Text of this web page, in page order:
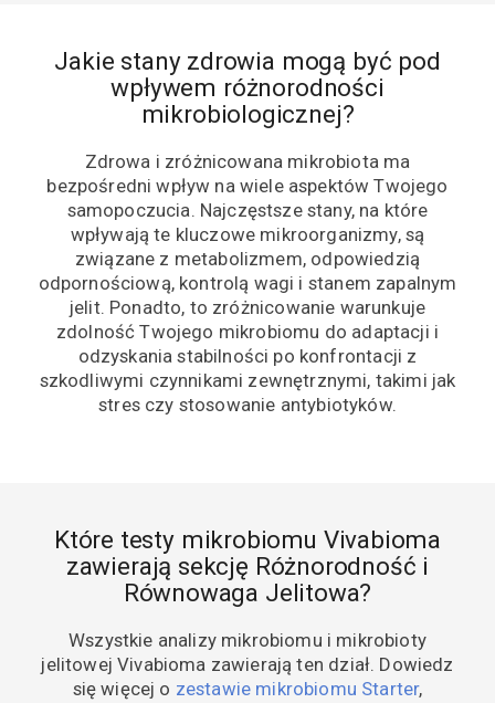
Jakie stany zdrowia mogą być pod
wpływem różnorodności
mikrobiologicznej?
Zdrowa i zróżnicowana mikrobiota ma
bezpośredni wpływ na wiele aspektów Twojego
samopoczucia. Najczęstsze stany, na które
wpływają te kluczowe mikroorganizmy, są
związane z metabolizmem, odpowiedzią
odpornościową, kontrolą wagi i stanem zapalnym
jelit. Ponadto, to zróżnicowanie warunkuje
zdolność Twojego mikrobiomu do adaptacji i
odzyskania stabilności po konfrontacji z
szkodliwymi czynnikami zewnętrznymi, takimi jak
stres czy stosowanie antybiotyków.
Które testy mikrobiomu Vivabioma
zawierają sekcję Różnorodność i
Równowaga Jelitowa?
Wszystkie analizy mikrobiomu i mikrobioty
jelitowej Vivabioma zawierają ten dział. Dowiedz
się więcej o zestawie mikrobiomu Starter,